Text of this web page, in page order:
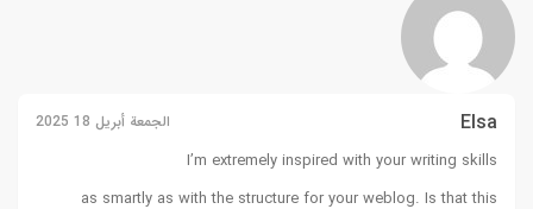
Elsa الجمعة أبريل 18 2025
I’m extremely inspired with your writing skills
as smartly as with the structure for your weblog. Is that this